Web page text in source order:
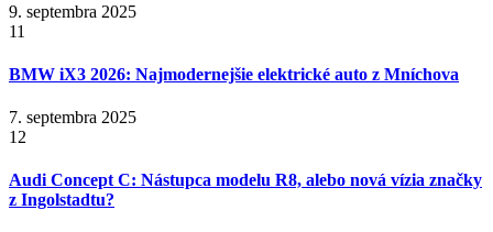
9. septembra 2025
11
BMW iX3 2026: Najmodernejšie elektrické auto z Mníchova
7. septembra 2025
12
Audi Concept C: Nástupca modelu R8, alebo nová vízia značky
z Ingolstadtu?